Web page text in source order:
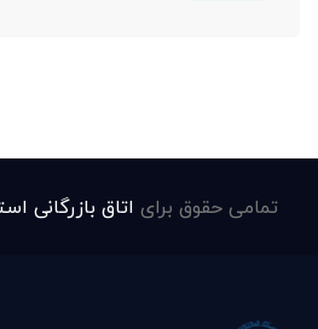
تمامی حقوق برای اتاق بازرگانی